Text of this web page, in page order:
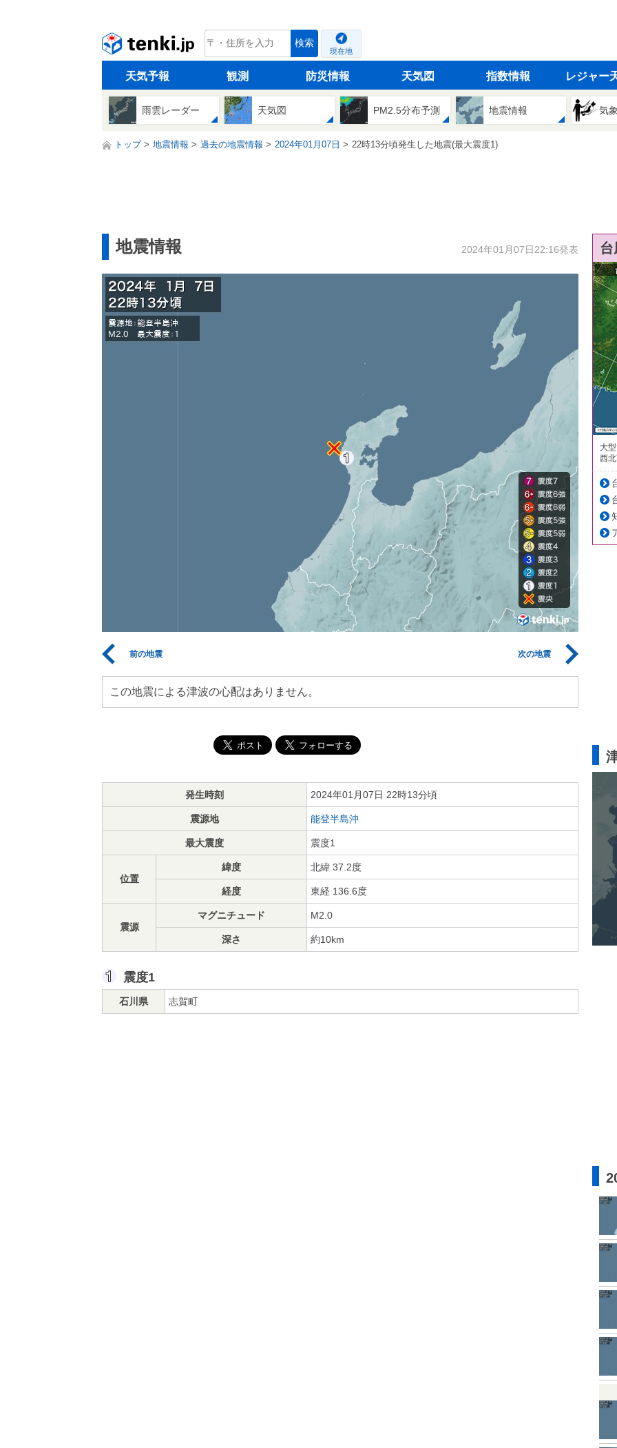
tenki.jp 検索
現在地
天気予報 観測 防災情報 天気図 指数情報 レジャー
雨雲レーダー 天気図 PM2.5分布予測 地震情報 気
トップ 地震情報 過去の地震情報 2024年01月07日 22時13分頃発生した地震(最大震度1)
地震情報 2024年01月07日22:16発表
前の地震 次の地震
この地震による津波の心配はありません。
発生時刻 2024年01月07日 22時13分頃
震源地 能登半島沖
最大震度 震度1
位置
緯度 北緯 37.2度
経度 東経 136.6度
震源
マグニチュード M2.0
深さ 約10km
震度1
石川県 志賀町
大
西